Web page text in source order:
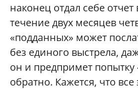
наконец отдал себе отчет
течение двух месяцев
«подданных» может
без единого выстрела,
он и предпримет попытку
обратно. Кажется, что все